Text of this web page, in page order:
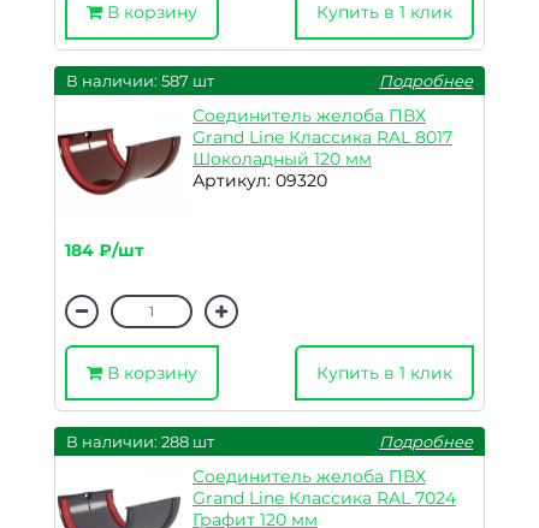
В корзину Купить в 1 клик
В наличии: 587 шт Подробнее
Соединитель желоба ПВХ
Grand Line Классика RAL 8017
Шоколадный 120 мм
Артикул: 09320
184 ₽/шт
В корзину Купить в 1 клик
В наличии: 288 шт Подробнее
Соединитель желоба ПВХ
Grand Line Классика RAL 7024
Графит 120 мм